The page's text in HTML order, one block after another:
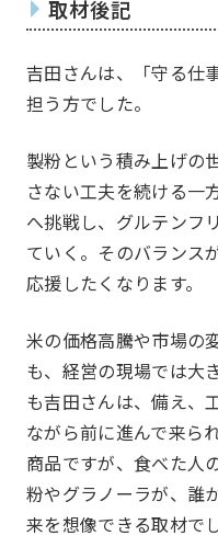
取材後記
吉田さんは、「守る仕
担う方でした。
製粉という積み上げの
さない工夫を続ける一
へ挑戦し、グルテンフ
ていく。そのバランス
応援したくなります。
米の価格高騰や市場の
も、経営の現場では大
も吉田さんは、備え、
ながら前に進んで来ら
商品ですが、食べた人
粉やグラノーラが、誰
来を想像できる取材で